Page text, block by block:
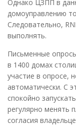
Однако ЦЗПП в
домоуправлению
Следовательно,
выполнять.
Письменные
в 1400 домах
участие в опросе,
автоматически. С
спокойно
регулярно менять
согласия